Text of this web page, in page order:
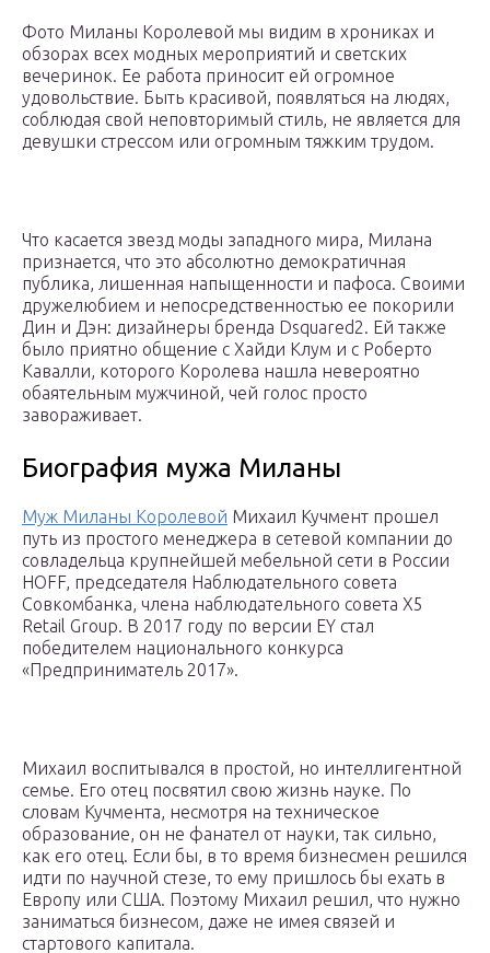
Фото Миланы Королевой мы видим в хрониках и
обзорах всех модных мероприятий и светских
вечеринок. Ее работа приносит ей огромное
удовольствие. Быть красивой, появляться на людях,
соблюдая свой неповторимый стиль, не является для
девушки стрессом или огромным тяжким трудом.
Что касается звезд моды западного мира, Милана
признается, что это абсолютно демократичная
публика, лишенная напыщенности и пафоса. Своими
дружелюбием и непосредственностью ее покорили
Дин и Дэн: дизайнеры бренда Dsquared2. Ей также
было приятно общение с Хайди Клум и с Роберто
Кавалли, которого Королева нашла невероятно
обаятельным мужчиной, чей голос просто
завораживает.
Биография мужа Миланы
Муж Миланы Королевой Михаил Кучмент прошел
путь из простого менеджера в сетевой компании до
совладельца крупнейшей мебельной сети в России
HOFF, председателя Наблюдательного совета
Совкомбанка, члена наблюдательного совета Х5
Retail Group. В 2017 году по версии EY стал
победителем национального конкурса
«Предприниматель 2017».
Михаил воспитывался в простой, но интеллигентной
семье. Его отец посвятил свою жизнь науке. По
словам Кучмента, несмотря на техническое
образование, он не фанател от науки, так сильно,
как его отец. Если бы, в то время бизнесмен решился
идти по научной стезе, то ему пришлось бы ехать в
Европу или США. Поэтому Михаил решил, что нужно
заниматься бизнесом, даже не имея связей и
стартового капитала.